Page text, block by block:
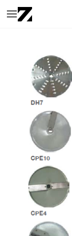
Saltar al
contenido